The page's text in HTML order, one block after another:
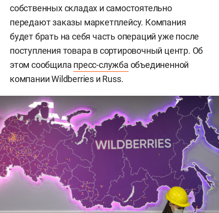
собственных складах и самостоятельно
передают заказы маркетплейсу. Компания
будет брать на себя часть операций уже после
поступления товара в сортировочный центр. Об
этом сообщила пресс-служба объединенной
компании Wildberries и Russ.